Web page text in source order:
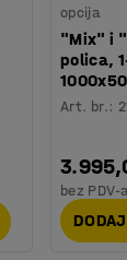
opcija
"Mix" i
polica,
Art. br.:
bez PDV-